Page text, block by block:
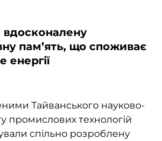
вдосконалену
пам’ять, що споживає
енергії
Тайванського науково-
промислових технологій
спільно розроблену